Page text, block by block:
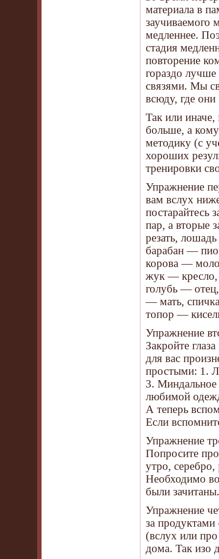
материала в
заучиваемого
медленнее.
стадия
повторение
гораздо
связями. Мы
всюду, где
Так или
больше, а
методику (с
хороших
тренировки
Упражнение
вам вслух
постарайтесь
пар, а вторые
резать,
барабан —
корова —
жук —
голубь —
— мать,
топор —
Упражнение
Закройте
для вас
простыми: 1.
3. Миндальное
любимой
А теперь
Если
Упражнение
Попросите
утро, серебро,
Необходимо
были зачитаны.
Упражнение
за
(вслух или
дома. Так изо